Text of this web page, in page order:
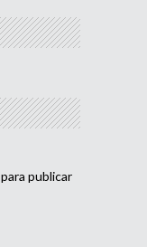
para publicar